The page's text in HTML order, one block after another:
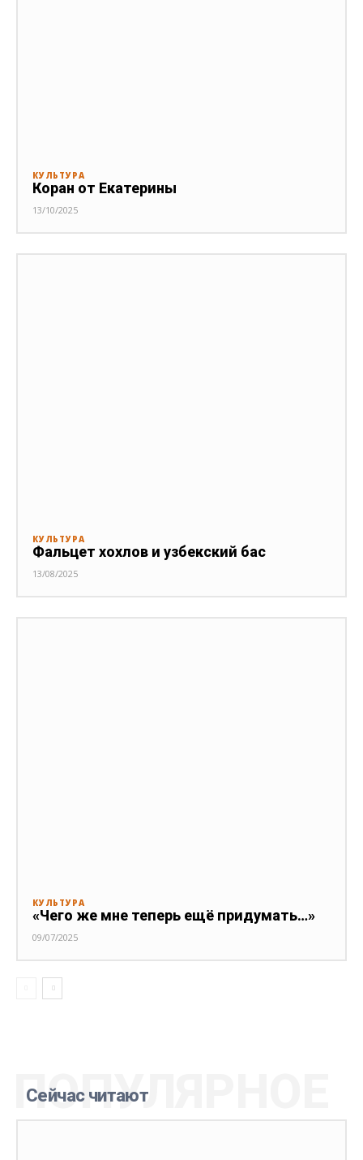
КУЛЬТУРА
Коран от Екатерины
13/10/2025
КУЛЬТУРА
Фальцет хохлов и узбекский бас
13/08/2025
КУЛЬТУРА
«Чего же мне теперь ещё придумать…»
09/07/2025
Сейчас читают
ПОПУЛЯРНОЕ